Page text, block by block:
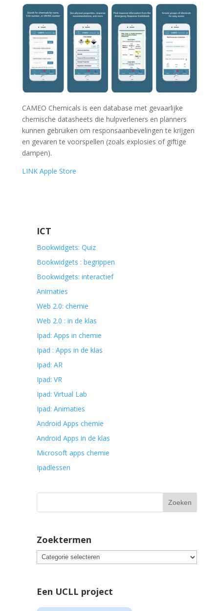
CAMEO Chemicals is een database met gevaarlijke
chemische datasheets die hulpverleners en planners
kunnen gebruiken om responsaanbevelingen te krijgen
en gevaren te voorspellen (zoals explosies of giftige
dampen).
LINK Apple Store
ICT
Bookwidgets: Quiz
Bookwidgets : begrippen
Bookwidgets: interactief
Animaties
Web 2.0: chemie
Web 2.0 : in de klas
Ipad: Apps in chemie
Ipad : Apps in de klas
Ipad: AR
Ipad: VR
Ipad: Virtual Lab
Ipad: Animaties
Android Apps chemie
Android Apps in de klas
Microsoft apps chemie
Ipadlessen
Zoektermen
Een UCLL project